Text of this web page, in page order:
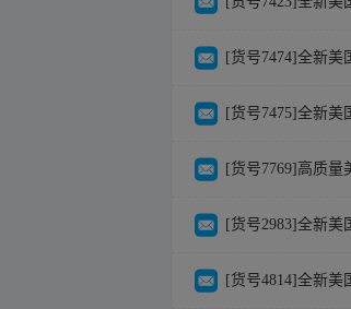
[货号7474]全新美
[货号7475]全新美
[货号7769]高质量
[货号2983]全新美
[货号4814]全新美